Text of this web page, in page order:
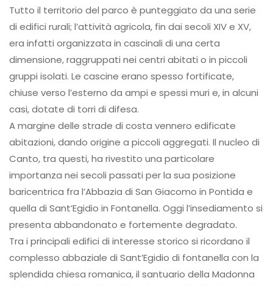
Tutto il territorio del parco è punteggiato da una serie
di edifici rurali; l’attività agricola, fin dai secoli XIV e XV,
era infatti organizzata in cascinali di una certa
dimensione, raggruppati nei centri abitati o in piccoli
gruppi isolati. Le cascine erano spesso fortificate,
chiuse verso l’esterno da ampi e spessi muri e, in alcuni
casi, dotate di torri di difesa.
A margine delle strade di costa vennero edificate
abitazioni, dando origine a piccoli aggregati. Il nucleo di
Canto, tra questi, ha rivestito una particolare
importanza nei secoli passati per la sua posizione
baricentrica fra l’Abbazia di San Giacomo in Pontida e
quella di Sant’Egidio in Fontanella. Oggi l’insediamento si
presenta abbandonato e fortemente degradato.
Tra i principali edifici di interesse storico si ricordano il
complesso abbaziale di Sant’Egidio di fontanella con la
splendida chiesa romanica, il santuario della Madonna